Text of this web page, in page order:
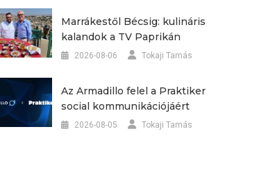
Marrákestől Bécsig: kulináris
kalandok a TV Paprikán
2026-08-06 Tokaji Tamás
Az Armadillo felel a Praktiker
social kommunikációjáért
2026-08-05 Tokaji Tamás